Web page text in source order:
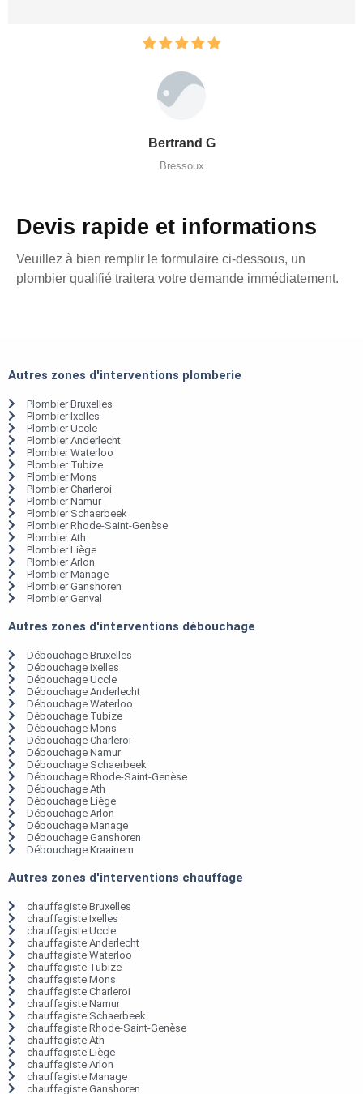
Bertrand G
Bressoux
Devis rapide et informations
Veuillez à bien remplir le formulaire ci-dessous, un
plombier qualifié traitera votre demande immédiatement.
Autres zones d'interventions plomberie
Plombier Bruxelles
Plombier Ixelles
Plombier Uccle
Plombier Anderlecht
Plombier Waterloo
Plombier Tubize
Plombier Mons
Plombier Charleroi
Plombier Namur
Plombier Schaerbeek
Plombier Rhode-Saint-Genèse
Plombier Ath
Plombier Liège
Plombier Arlon
Plombier Manage
Plombier Ganshoren
Plombier Genval
Autres zones d'interventions débouchage
Débouchage Bruxelles
Débouchage Ixelles
Débouchage Uccle
Débouchage Anderlecht
Débouchage Waterloo
Débouchage Tubize
Débouchage Mons
Débouchage Charleroi
Débouchage Namur
Débouchage Schaerbeek
Débouchage Rhode-Saint-Genèse
Débouchage Ath
Débouchage Liège
Débouchage Arlon
Débouchage Manage
Débouchage Ganshoren
Débouchage Kraainem
Autres zones d'interventions chauffage
chauffagiste Bruxelles
chauffagiste Ixelles
chauffagiste Uccle
chauffagiste Anderlecht
chauffagiste Waterloo
chauffagiste Tubize
chauffagiste Mons
chauffagiste Charleroi
chauffagiste Namur
chauffagiste Schaerbeek
chauffagiste Rhode-Saint-Genèse
chauffagiste Ath
chauffagiste Liège
chauffagiste Arlon
chauffagiste Manage
chauffagiste Ganshoren